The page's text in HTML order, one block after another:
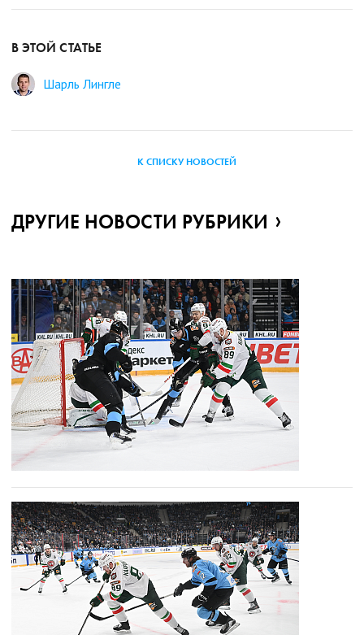
В ЭТОЙ СТАТЬЕ
Шарль Лингле
К СПИСКУ НОВОСТЕЙ
ДРУГИЕ НОВОСТИ РУБРИКИ